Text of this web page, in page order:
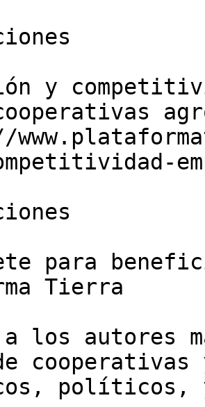
y
para
Tierra
a los autores
cooperativas
políticos,